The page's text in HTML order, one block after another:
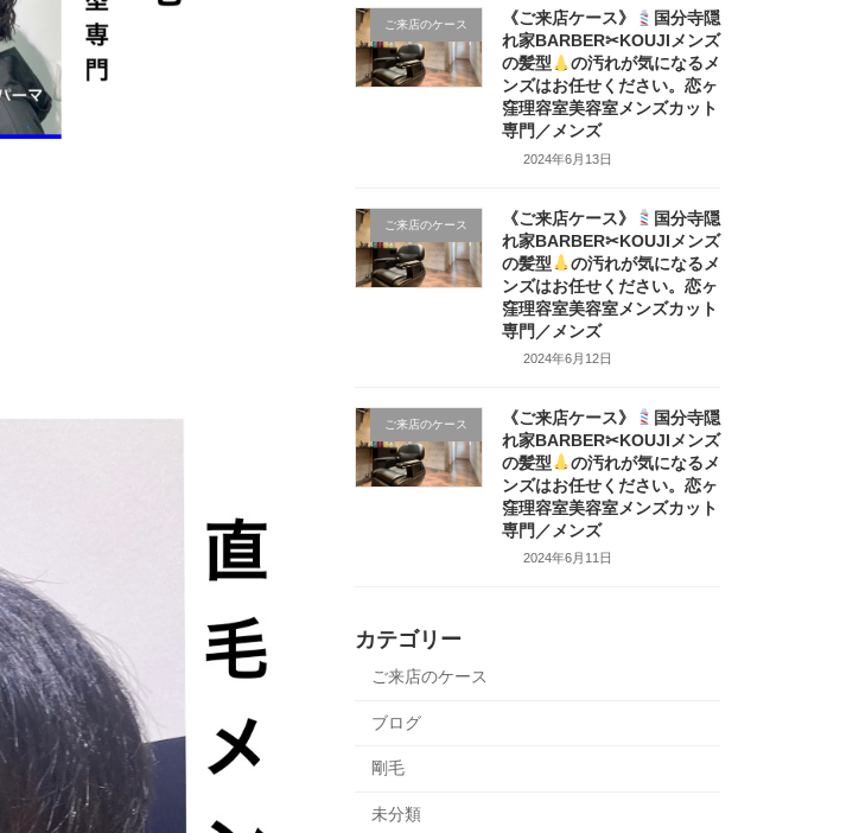
ご来店のケース 《ご来店ケース》
国分寺隠
れ家BARBER✂KOUJIメンズ
の髪型
の汚れが気になるメ
ンズはお任せください。恋ヶ
窪理容室美容室メンズカット
専門／メンズ
2024年6月13日
ご来店のケース 《ご来店ケース》
国分寺隠
れ家BARBER✂KOUJIメンズ
の髪型
の汚れが気になるメ
ンズはお任せください。恋ヶ
窪理容室美容室メンズカット
専門／メンズ
2024年6月12日
ご来店のケース 《ご来店ケース》
国分寺隠
れ家BARBER✂KOUJIメンズ
の髪型
の汚れが気になるメ
ンズはお任せください。恋ヶ
窪理容室美容室メンズカット
専門／メンズ
2024年6月11日
カテゴリー
ご来店のケース
ブログ
剛毛
未分類